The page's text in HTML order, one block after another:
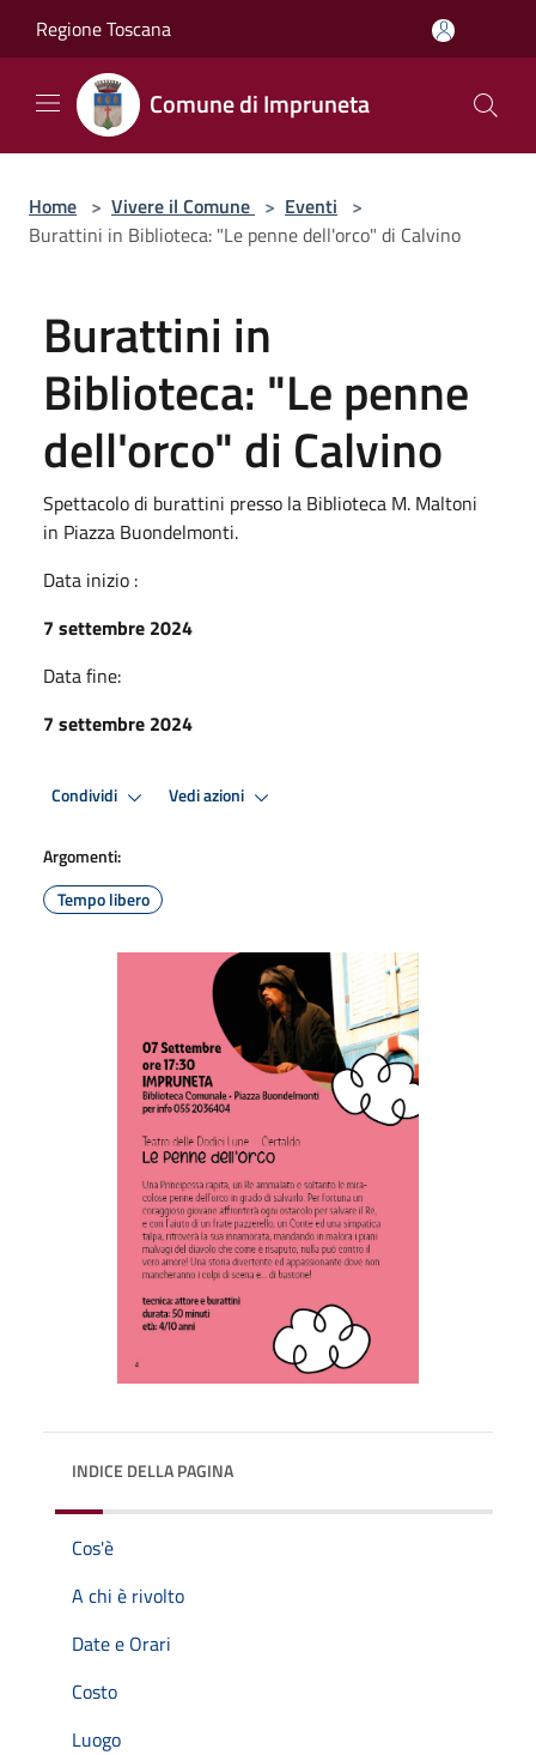
Regione Toscana
Comune di Impruneta
Home > Vivere il Comune > Eventi >
Burattini in Biblioteca: "Le penne dell'orco" di Calvino
Burattini in
Biblioteca: "Le penne
dell'orco" di Calvino
Spettacolo di burattini presso la Biblioteca M. Maltoni
in Piazza Buondelmonti.
Data inizio :
7 settembre 2024
Data fine:
7 settembre 2024
Condividi Vedi azioni
Argomenti:
Tempo libero
INDICE DELLA PAGINA
Cos'è
A chi è rivolto
Date e Orari
Costo
Luogo